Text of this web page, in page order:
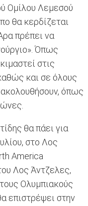
Ομίλου Λεμεσού
θα κερδίζεται
πρέπει να
Όπως
στις
και σε όλους
όπως
θα πάει για
στο Λος
America
Λος Άντζελες,
Ολυμπιακούς
επιστρέψει στην